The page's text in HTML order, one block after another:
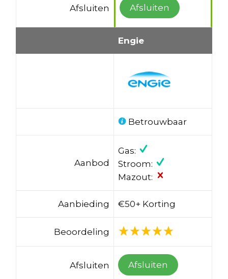
Afsluiten Afsluiten
Engie
Betrouwbaar
Aanbod
Gas:
Stroom:
Mazout:
Aanbieding €50+ Korting
Beoordeling
Afsluiten Afsluiten